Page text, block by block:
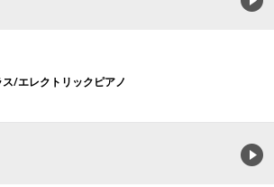
/エレクトリックピアノ